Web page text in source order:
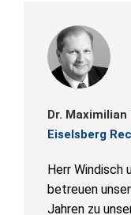
Dr. Maximilian
Eiselsberg
Herr Windisch
betreuen
Jahren zu